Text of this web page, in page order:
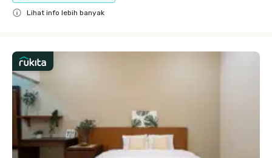
Lihat info lebih banyak